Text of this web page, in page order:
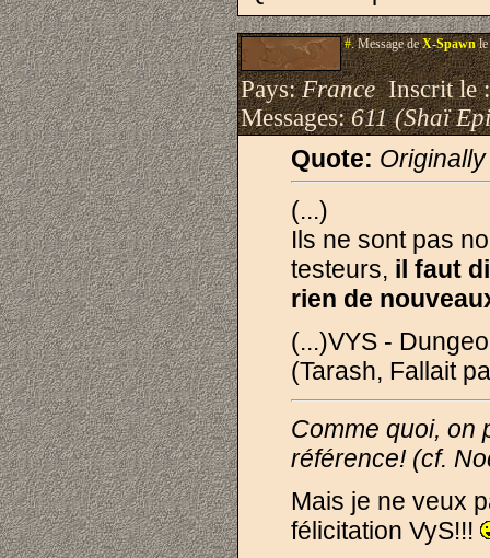
#.Message deX-Spawnle
Pays:FranceInscrit le
Messages:611 (Shaï
Quote:
(...)
Ils ne sont pas
testeurs, il faut
rien de
(...)VYS -
(Tarash, Fallait
Comme quoi, on
référence! (cf.
Mais je ne veux
félicitation VyS!!!